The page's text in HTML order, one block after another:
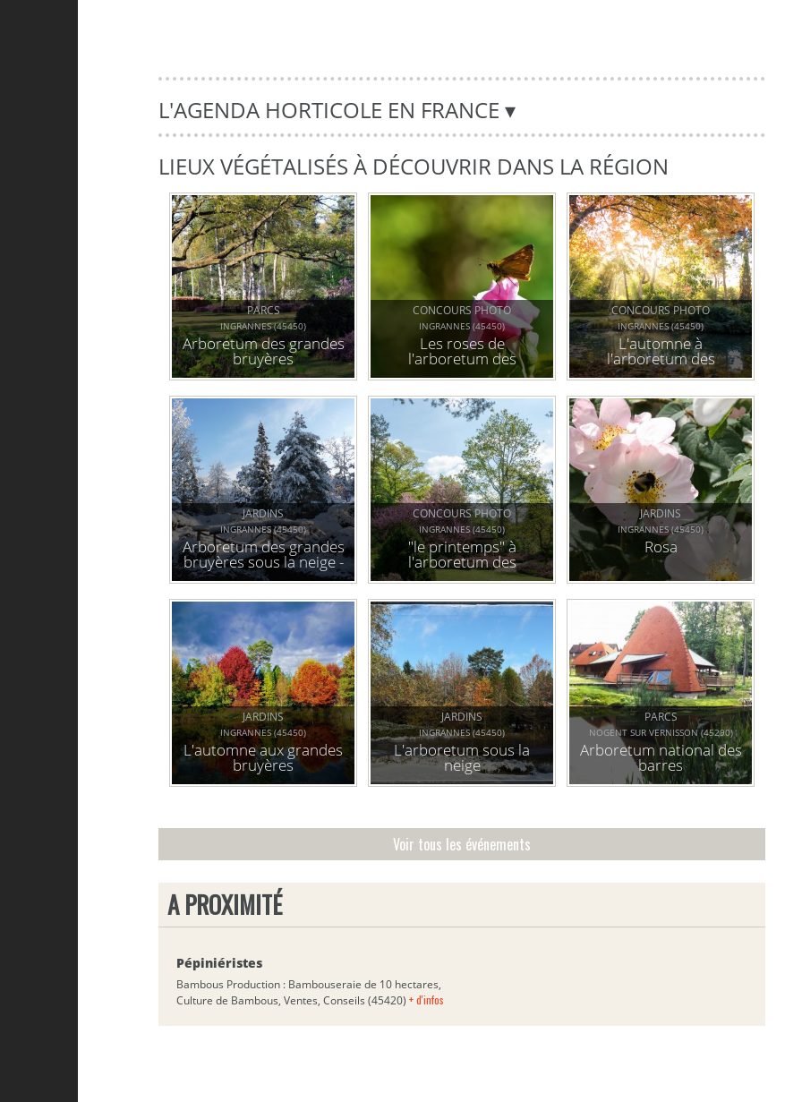
L'AGENDA HORTICOLE EN FRANCE ▾
LIEUX VÉGÉTALISÉS À DÉCOUVRIR DANS LA RÉGION
PARCS
INGRANNES (45450)
Arboretum des grandes
bruyères
CONCOURS PHOTO
INGRANNES (45450)
Les roses de
l'arboretum des
grandes bruyères
CONCOURS PHOTO
INGRANNES (45450)
L'automne à
l'arboretum des
grandes bruyères
JARDINS
INGRANNES (45450)
Arboretum des grandes
bruyères sous la neige -
février 2018
CONCOURS PHOTO
INGRANNES (45450)
"le printemps" à
l'arboretum des
grandes bruyères
JARDINS
INGRANNES (45450)
Rosa
JARDINS
INGRANNES (45450)
L'automne aux grandes
bruyères
JARDINS
INGRANNES (45450)
L'arboretum sous la
neige
PARCS
NOGENT SUR VERNISSON (45290)
Arboretum national des
barres
Voir tous les événements
A PROXIMITÉ
Pépiniéristes
Bambous Production : Bambouseraie de 10 hectares,
Culture de Bambous, Ventes, Conseils (45420) + d'infos